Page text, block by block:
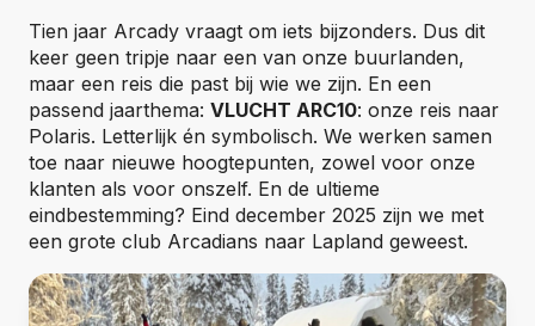
Tien jaar Arcady vraagt om iets bijzonders. Dus dit
keer geen tripje naar een van onze buurlanden,
maar een reis die past bij wie we zijn. En een
passend jaarthema: VLUCHT ARC10: onze reis naar
Polaris. Letterlijk én symbolisch. We werken samen
toe naar nieuwe hoogtepunten, zowel voor onze
klanten als voor onszelf. En de ultieme
eindbestemming? Eind december 2025 zijn we met
een grote club Arcadians naar Lapland geweest.